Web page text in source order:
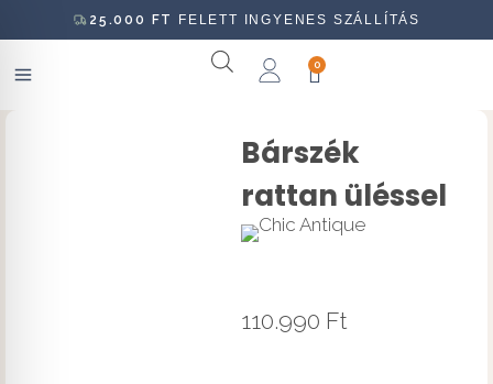
25.000 FT FELETT INGYENES SZÁLLÍTÁS
0
Bárszék
rattan üléssel
110.990 Ft